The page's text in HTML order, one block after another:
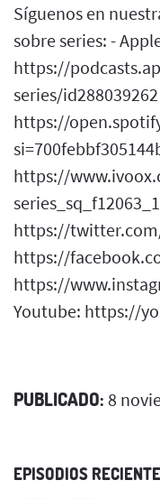
Síguenos en
sobre series: -
https://
series/
https://
https://
https://
https://
https://
Youtube: https://
PUBLICADO: 8
EPISODIOS